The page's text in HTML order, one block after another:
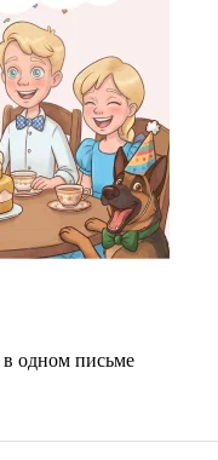
одном письме